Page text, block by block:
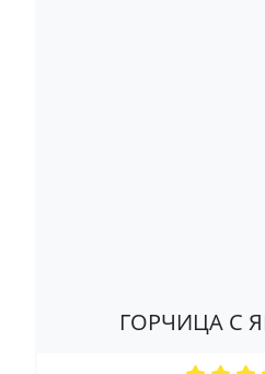
ГОРЧИЦА С